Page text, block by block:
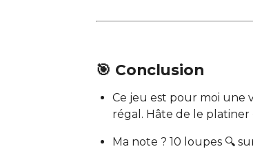
🎯 Conclusion
Ce jeu est pour moi une
régal. Hâte de le
Ma note ? 10 loupes 🔍